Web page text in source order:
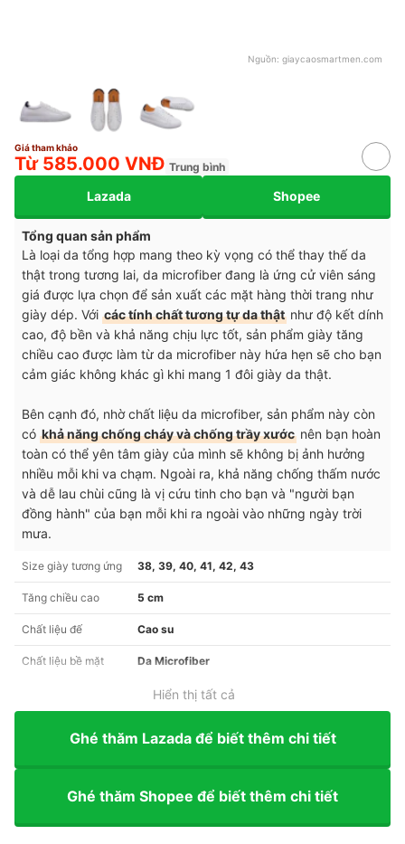
Nguồn: giaycaosmartmen.com
Giá tham khảo
Từ 585.000 VNĐ Trung bình
Lazada Shopee
Tổng quan sản phẩm
Là loại da tổng hợp mang theo kỳ vọng có thể thay thế da
thật trong tương lai, da microfiber đang là ứng cử viên sáng
giá được lựa chọn để sản xuất các mặt hàng thời trang như
giày dép. Với các tính chất tương tự da thật như độ kết dính
cao, độ bền và khả năng chịu lực tốt, sản phẩm giày tăng
chiều cao được làm từ da microfiber này hứa hẹn sẽ cho bạn
cảm giác không khác gì khi mang 1 đôi giày da thật.
Bên cạnh đó, nhờ chất liệu da microfiber, sản phẩm này còn
có khả năng chống cháy và chống trầy xước nên bạn hoàn
toàn có thể yên tâm giày của mình sẽ không bị ảnh hưởng
nhiều mỗi khi va chạm. Ngoài ra, khả năng chống thấm nước
và dễ lau chùi cũng là vị cứu tinh cho bạn và "người bạn
đồng hành" của bạn mỗi khi ra ngoài vào những ngày trời
mưa.
Size giày tương ứng 38, 39, 40, 41, 42, 43
Tăng chiều cao 5 cm
Chất liệu đế Cao su
Chất liệu bề mặt Da Microfiber
Hiển thị tất cả
Ghé thăm Lazada để biết thêm chi tiết
Ghé thăm Shopee để biết thêm chi tiết